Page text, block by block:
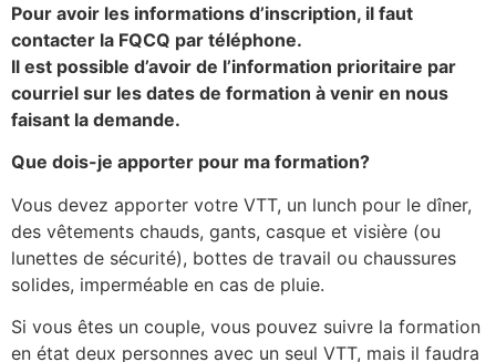
Pour avoir les informations d’inscription, il faut
contacter la FQCQ par téléphone.
Il est possible d’avoir de l’information prioritaire par
courriel sur les dates de formation à venir en nous
faisant la demande.
Que dois-je apporter pour ma formation?
Vous devez apporter votre VTT, un lunch pour le dîner,
des vêtements chauds, gants, casque et visière (ou
lunettes de sécurité), bottes de travail ou chaussures
solides, imperméable en cas de pluie.
Si vous êtes un couple, vous pouvez suivre la formation
en état deux personnes avec un seul VTT, mais il faudra